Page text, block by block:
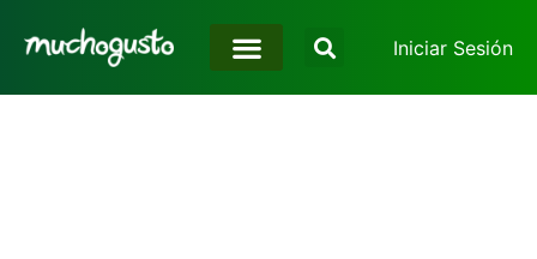
Iniciar Sesión